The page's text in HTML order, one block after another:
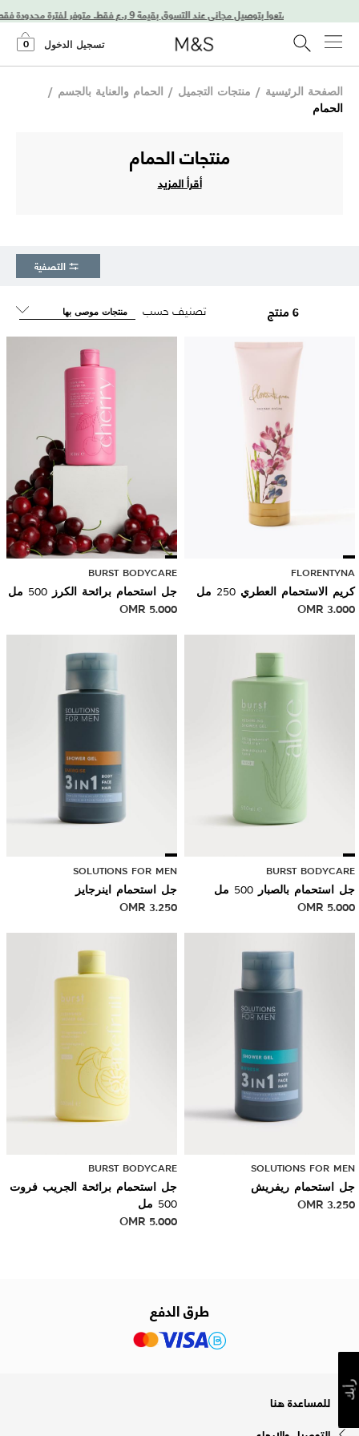
تسجيل الدخول 0
الصفحة الرئيسية / منتجات التجميل / الحمام والعناية بالجسم /
الحمام
منتجات الحمام
أقرأ المزيد
التصفية
6 منتج تصنيف حسب
FLORENTYNA
كريم الاستحمام العطري 250 مل
OMR 3.000
BURST BODYCARE
جل استحمام برائحة الكرز 500 مل
OMR 5.000
BURST BODYCARE
جل استحمام بالصبار 500 مل
OMR 5.000
SOLUTIONS FOR MEN
جل استحمام اينرجايز
OMR 3.250
SOLUTIONS FOR MEN
جل استحمام ريفريش
OMR 3.250
BURST BODYCARE
جل استحمام برائحة الجريب فروت
500 مل
OMR 5.000
طرق الدفع
للمساعدة هنا
رأيك